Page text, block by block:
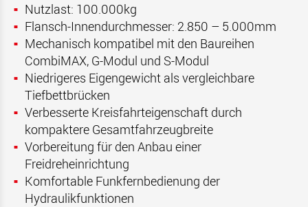
Nutzlast: 100.000kg
Flansch-Innendurchmesser: 2.850 – 5.000mm
Mechanisch kompatibel mit den Baureihen
CombiMAX, G-Modul und S-Modul
Niedrigeres Eigengewicht als vergleichbare
Tiefbettbrücken
Verbesserte Kreisfahrteigenschaft durch
kompaktere Gesamtfahrzeugbreite
Vorbereitung für den Anbau einer
Freidreheinrichtung
Komfortable Funkfernbedienung der
Hydraulikfunktionen